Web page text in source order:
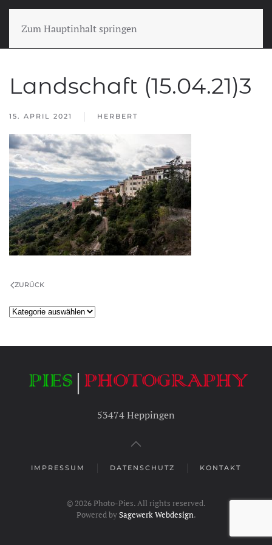
Zum Hauptinhalt springen
Landschaft (15.04.21)3
15. APRIL 2021 HERBERT
ZURÜCK
Kategorien
53474 Heppingen
IMPRESSUM DATENSCHUTZ KONTAKT
© 2026Photo-Pies. All rights reserved.
Powered bySagewerk Webdesign.